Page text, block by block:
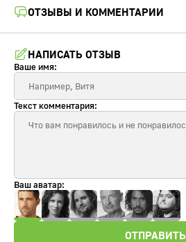
ОТЗЫВЫ И КОММЕНТАРИИ
НАПИСАТЬ ОТЗЫВ
Ваше имя:
Текст комментария:
Ваш аватар:
ОТПРАВИТЬ